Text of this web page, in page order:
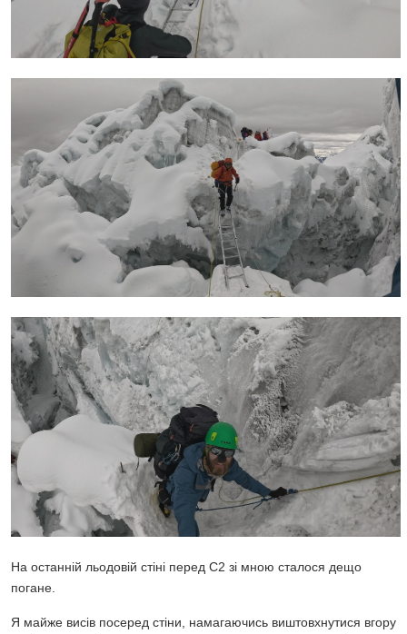
На останній льодовій стіні перед C2 зі мною сталося дещо
погане.
Я майже висів посеред стіни, намагаючись виштовхнутися вгору